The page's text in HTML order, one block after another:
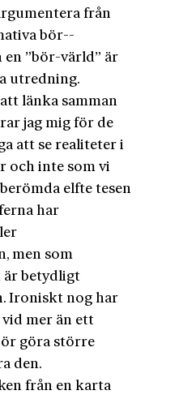
från
bör-­
en ”bör-värld” är
utredning.
länka samman
jag mig för de
att se realiteter i
och inte som vi
elfte tesen
har
men som
är betydligt
Ironiskt nog har
mer än ett
göra större
den.
från en karta